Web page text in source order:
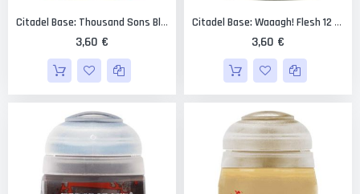
Citadel Base: Thousand Sons Blue 12 Ml.
3,60 €
Citadel Base: Waaagh! Flesh 12 Ml.
3,60 €